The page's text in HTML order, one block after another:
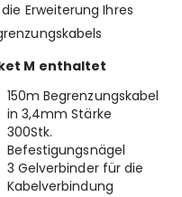
Erweiterung Ihres
M enthaltet
150m Begrenzungskabel
in 3,4mm Stärke
300Stk.
Befestigungsnägel
3 Gelverbinder für die
Kabelverbindung